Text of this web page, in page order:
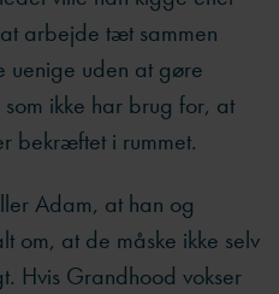
arbejde tæt sammen
uenige uden at gøre
ikke har brug for, at
bekræftet i rummet.
Adam, at han og
om, at de måske ikke selv
Hvis Grandhood vokser